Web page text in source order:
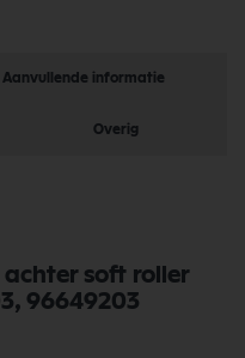
Aanvullende informatie
Overig
achter soft roller
96649203